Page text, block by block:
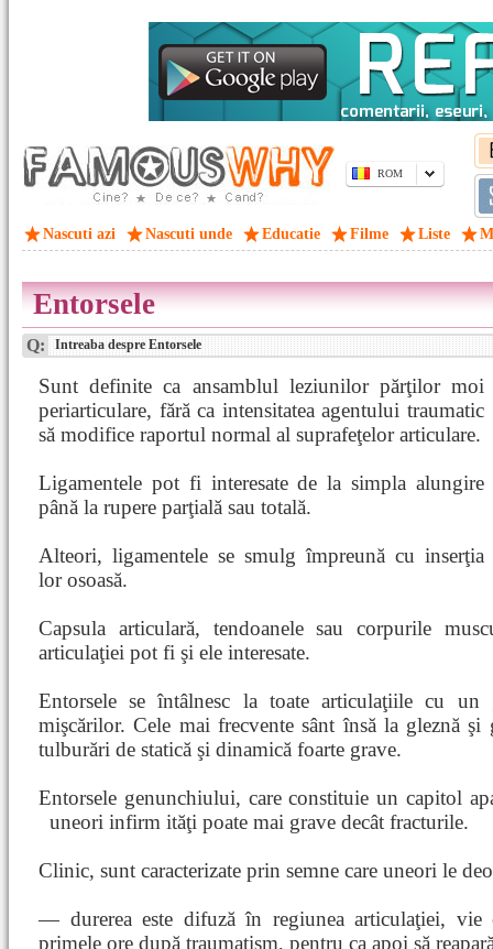
ROM
Nascuti azi Nascuti unde Educatie Filme Liste
Entorsele
Q: Intreaba despre Entorsele
Sunt definite ca ansamblul leziunilor părţilor moi
periarticulare, fără ca intensitatea agentului traumatic
să modifice raportul normal al suprafeţelor articulare.
Ligamentele pot fi interesate de la simpla alungire
până la rupere parţială sau totală.
Alteori, ligamentele se smulg împreună cu inserţia
lor osoasă.
Capsula articulară, tendoanele sau corpurile
articulaţiei pot fi şi ele interesate.
Entorsele se întâlnesc la toate articulaţiile cu
mişcărilor. Cele mai frecvente sânt însă la gleznă şi
tulburări de statică şi dinamică foarte grave.
Entorsele genunchiului, care constituie un capitol
uneori infirm ităţi poate mai grave decât fracturile.
Clinic, sunt caracterizate prin semne care uneori le
— durerea este difuză în regiunea articulaţiei, vie
primele ore după traumatism, pentru ca apoi să